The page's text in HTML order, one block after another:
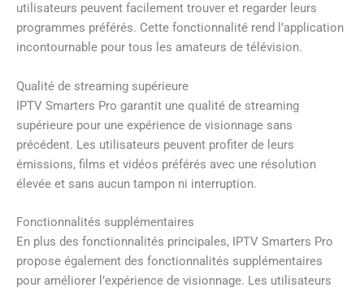
utilisateurs peuvent facilement trouver et regarder leurs
programmes préférés. Cette fonctionnalité rend l’application
incontournable pour tous les amateurs de télévision.
Qualité de streaming supérieure
IPTV Smarters Pro garantit une qualité de streaming
supérieure pour une expérience de visionnage sans
précédent. Les utilisateurs peuvent profiter de leurs
émissions, films et vidéos préférés avec une résolution
élevée et sans aucun tampon ni interruption.
Fonctionnalités supplémentaires
En plus des fonctionnalités principales, IPTV Smarters Pro
propose également des fonctionnalités supplémentaires
pour améliorer l’expérience de visionnage. Les utilisateurs